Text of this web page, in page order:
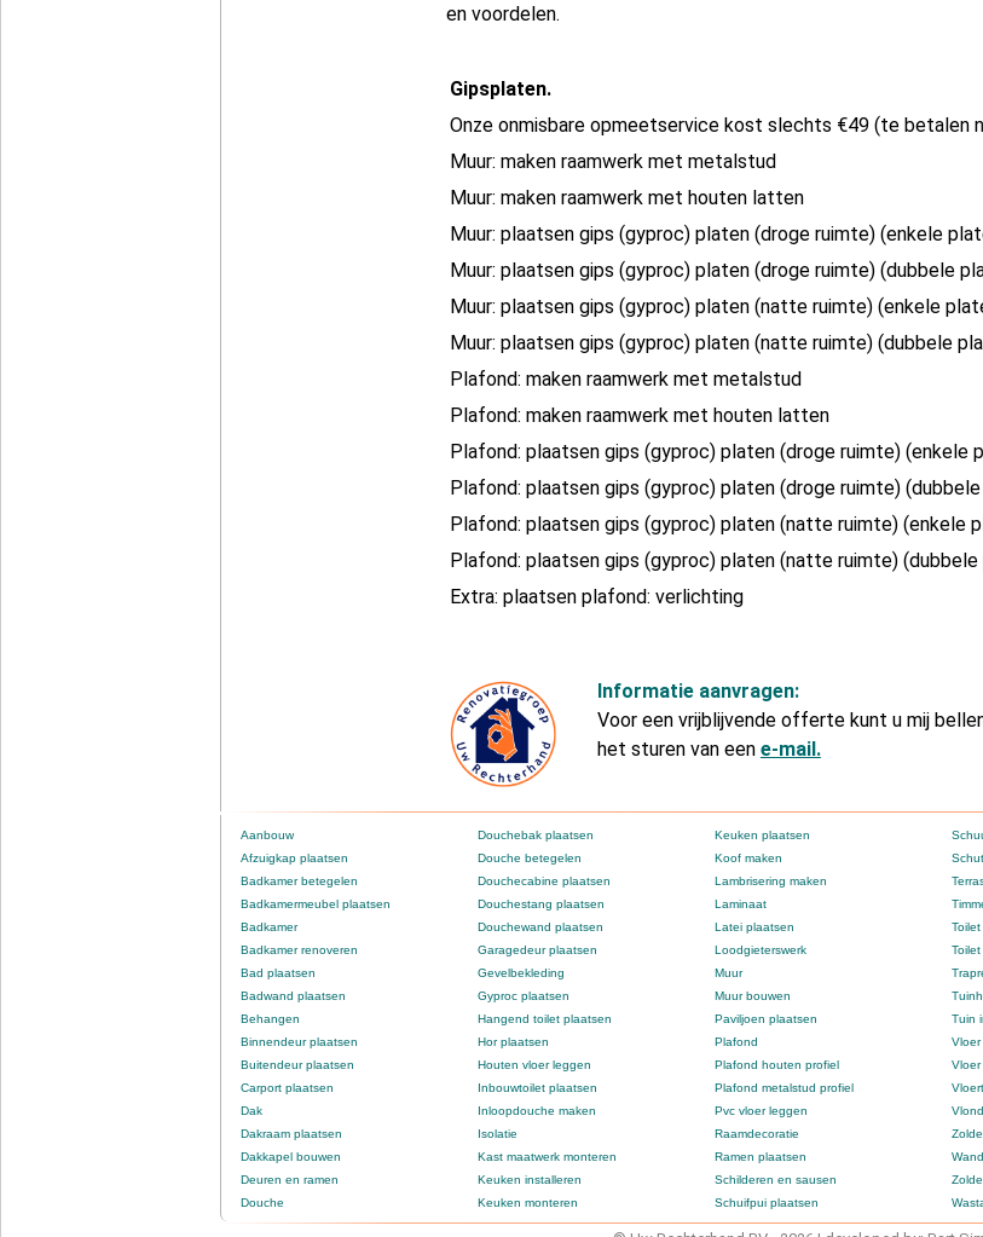
en voordelen.
Gipsplaten.
Onze onmisbare opmeetservice kost slechts €49 (te betalen
Muur: maken raamwerk met metalstud
Muur: maken raamwerk met houten latten
Muur: plaatsen gips (gyproc) platen (droge ruimte) (enkele
Muur: plaatsen gips (gyproc) platen (droge ruimte) (dubbele
Muur: plaatsen gips (gyproc) platen (natte ruimte) (enkele
Muur: plaatsen gips (gyproc) platen (natte ruimte) (dubbele
Plafond: maken raamwerk met metalstud
Plafond: maken raamwerk met houten latten
Plafond: plaatsen gips (gyproc) platen (droge ruimte) (enkele
Plafond: plaatsen gips (gyproc) platen (droge ruimte)
Plafond: plaatsen gips (gyproc) platen (natte ruimte) (enkele
Plafond: plaatsen gips (gyproc) platen (natte ruimte)
Extra: plaatsen plafond: verlichting
Informatie aanvragen:
Voor een vrijblijvende offerte kunt u mij
het sturen van een e-mail.
Aanbouw
Afzuigkap plaatsen
Badkamer betegelen
Badkamermeubel plaatsen
Badkamer
Badkamer renoveren
Bad plaatsen
Badwand plaatsen
Behangen
Binnendeur plaatsen
Buitendeur plaatsen
Carport plaatsen
Dak
Dakraam plaatsen
Dakkapel bouwen
Deuren en ramen
Douche
Douchebak plaatsen
Douche betegelen
Douchecabine plaatsen
Douchestang plaatsen
Douchewand plaatsen
Garagedeur plaatsen
Gevelbekleding
Gyproc plaatsen
Hangend toilet plaatsen
Hor plaatsen
Houten vloer leggen
Inbouwtoilet plaatsen
Inloopdouche maken
Isolatie
Kast maatwerk monteren
Keuken installeren
Keuken monteren
Keuken plaatsen
Koof maken
Lambrisering maken
Laminaat
Latei plaatsen
Loodgieterswerk
Muur
Muur bouwen
Paviljoen plaatsen
Plafond
Plafond houten profiel
Plafond metalstud profiel
Pvc vloer leggen
Raamdecoratie
Ramen plaatsen
Schilderen en sausen
Schuifpui plaatsen
Tuin
Vloer
Vloer